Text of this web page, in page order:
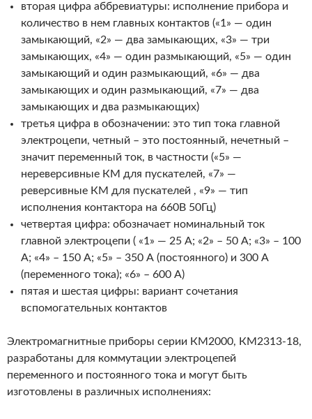
вторая цифра аббревиатуры: исполнение прибора и
количество в нем главных контактов («1» — один
замыкающий, «2» — два замыкающих, «3» — три
замыкающих, «4» — один размыкающий, «5» — один
замыкающий и один размыкающий, «6» — два
замыкающих и один размыкающий, «7» — два
замыкающих и два размыкающих)
третья цифра в обозначении: это тип тока главной
электроцепи, четный – это постоянный, нечетный –
значит переменный ток, в частности («5» —
нереверсивные КМ для пускателей, «7» —
реверсивные КМ для пускателей , «9» — тип
исполнения контактора на 660В 50Гц)
четвертая цифра: обозначает номинальный ток
главной электроцепи ( «1» — 25 А; «2» – 50 А; «3» – 100
А; «4» – 150 А; «5» – 350 А (постоянного) и 300 А
(переменного тока); «6» – 600 А)
пятая и шестая цифры: вариант сочетания
вспомогательных контактов
Электромагнитные приборы серии КМ2000, КМ2313-18,
разработаны для коммутации элек­троцепей
переменного и постоянного тока и могут быть
изготовлены в различных исполнениях: